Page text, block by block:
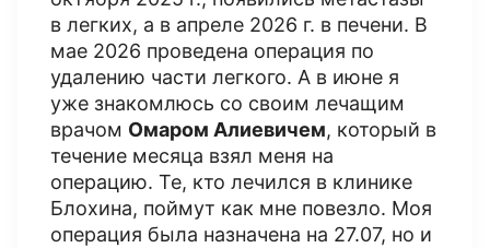
в легких, а в апреле 2026 г. в печени. В
мае 2026 проведена операция по
удалению части легкого. А в июне я
уже знакомлюсь со своим лечащим
врачом Омаром Алиевичем, который в
течение месяца взял меня на
операцию. Те, кто лечился в клинике
Блохина, поймут как мне повезло. Моя
операция была назначена на 27.07, но и